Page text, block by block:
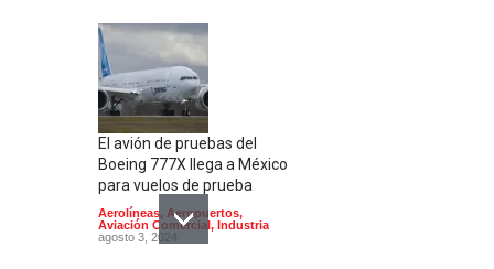
El avión de pruebas del
Boeing 777X llega a México
para vuelos de prueba
Aerolíneas, Aeropuertos,
Aviación Comercial, Industria
agosto 3, 2024